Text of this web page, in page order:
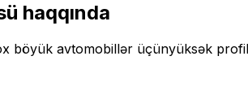
haqqında
böyük avtomobillər üçünyüksək